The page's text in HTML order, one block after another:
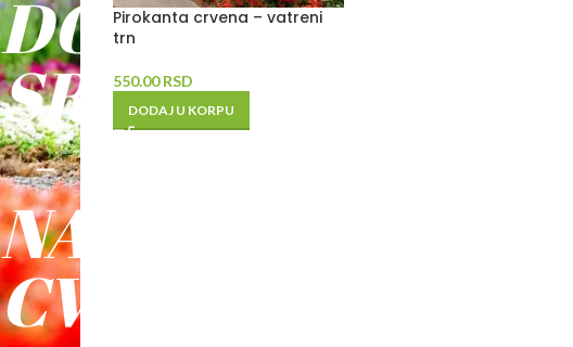
DO
SREĆE
-
NAŠE
CVEĆE
Pirokanta crvena – vatreni
trn
550.00RSD
DODAJ U KORPU